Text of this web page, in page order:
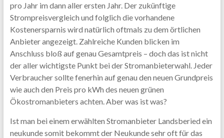
pro Jahr im dann aller ersten Jahr. Der zukünftige
Strompreisvergleich und folglich die vorhandene
Kostenersparnis wird natürlich oftmals zu dem örtlichen
Anbieter angezeigt. Zahlreiche Kunden blicken im
Anschluss bloß auf genau Gesamtpreis – doch das ist nicht
der aller wichtigste Punkt bei der Stromanbieterwahl. Jeder
Verbraucher sollte fenerhin auf genau den neuen Grundpreis
wie auch den Preis pro kWh des neuen grünen
Ökostromanbieters achten. Aber was ist was?
Ist man bei einem erwählten Stromanbieter Landsberied ein
neukunde somit bekommt der Neukunde sehr oft für das